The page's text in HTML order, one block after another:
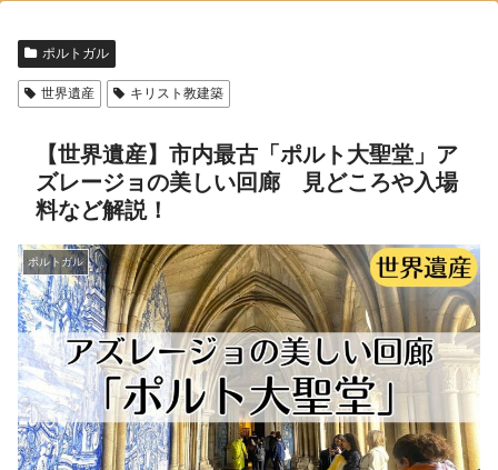
ポルトガル
世界遺産 キリスト教建築
【世界遺産】市内最古「ポルト大聖堂」ア
ズレージョの美しい回廊 見どころや入場
料など解説！
ポルトガル